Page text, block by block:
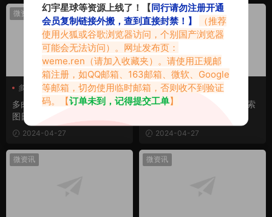
微资讯
多肉小野猫 多肉小野猫微密
多肉小野猫个人介绍，微密视
图日常大鉴赏
2024-04-27
微密热点
多肉小野猫
多肉小野猫黑瓜吃料网
多肉小野猫黑瓜吃料网：探索
2024-04-27
微资讯 微资讯
幻宇星球等资源上线了！【同行请勿注册开通
会员复制链接外搬，查到直接封禁！】
（推荐
使用火狐或谷歌浏览器访问，个别国产浏览器
可能会无法访问）。网址发布页：
weme.ren （请加入收藏夹）。请使用正规邮
箱注册，如QQ邮箱、163邮箱、微软、Google
等邮箱，切勿使用临时邮箱，否则收不到验证
码。【订单未到，记得提交工单】